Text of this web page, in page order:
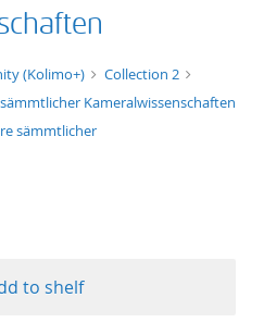
format
(Kolimo+)
Collection 2
Kameralwissenschaften
sämmtlicher
to shelf